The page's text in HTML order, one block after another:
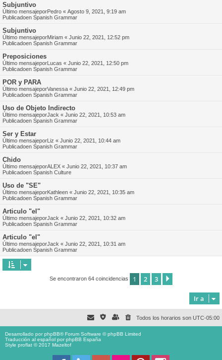
Subjuntivo
Último mensajeporPedro « Agosto 9, 2021, 9:19 am
Publicadoen Spanish Grammar
Subjuntivo
Último mensajeporMiriam « Junio 22, 2021, 12:52 pm
Publicadoen Spanish Grammar
Preposiciones
Último mensajeporLucas « Junio 22, 2021, 12:50 pm
Publicadoen Spanish Grammar
POR y PARA
Último mensajeporVanessa « Junio 22, 2021, 12:49 pm
Publicadoen Spanish Grammar
Uso de Objeto Indirecto
Último mensajeporJack « Junio 22, 2021, 10:53 am
Publicadoen Spanish Grammar
Ser y Estar
Último mensajeporLiz « Junio 22, 2021, 10:44 am
Publicadoen Spanish Grammar
Chido
Último mensajeporALEX « Junio 22, 2021, 10:37 am
Publicadoen Spanish Culture
Uso de "SE"
Último mensajeporKathleen « Junio 22, 2021, 10:35 am
Publicadoen Spanish Grammar
Articulo "el"
Último mensajeporJack « Junio 22, 2021, 10:32 am
Publicadoen Spanish Grammar
Articulo "el"
Último mensajeporJack « Junio 22, 2021, 10:31 am
Publicadoen Spanish Grammar
Se encontraron 64 coincidencias 1 2 3
Ir a
Todos los horarios son UTC-05:00
Desarrollado porphpBB® Forum Software © phpBB Limited
Traducción al español porphpBB España
Style proflat © 2017 Mazeltof